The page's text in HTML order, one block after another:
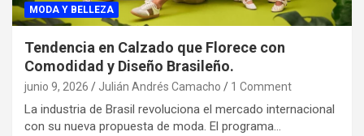
MODA Y BELLEZA
Tendencia en Calzado que Florece con
Comodidad y Diseño Brasileño.
junio 9, 2026 Julián Andrés Camacho 1 Comment
La industria de Brasil revoluciona el mercado internacional
con su nueva propuesta de moda. El programa…